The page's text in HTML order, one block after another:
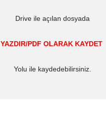
Drive ile açılan dosyada
YAZDIR/PDF OLARAK KAYDET
Yolu ile kaydedebilirsiniz.